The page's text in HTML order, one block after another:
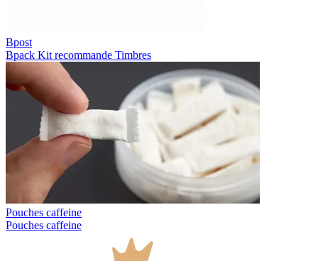
Bpost
Bpack Kit recommande Timbres
Pouches caffeine
Pouches caffeine